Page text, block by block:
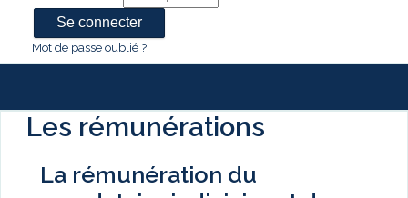
Mot de passe oublié ?
Les rémunérations
La rémunération du